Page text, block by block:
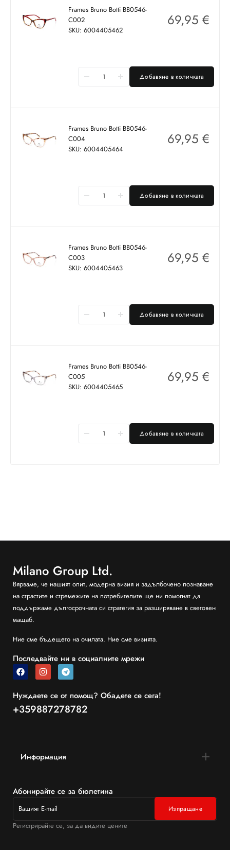
Frames Bruno Botti BB0546-
C002
SKU: 6004405462
69,95 €
Добавяне в количката
Frames Bruno Botti BB0546-
C004
SKU: 6004405464
69,95 €
Добавяне в количката
Frames Bruno Botti BB0546-
C003
SKU: 6004405463
69,95 €
Добавяне в количката
Frames Bruno Botti BB0546-
C005
SKU: 6004405465
69,95 €
Добавяне в количката
Milano Group Ltd.
Вярваме, че нашият опит, модерна визия и задълбочено познаване
на страстите и стремежите на потребителите ще ни помогнат да
поддържаме дългосрочната си стратегия за разширяване в световен
мащаб.
Ние сме бъдещето на очилата. Ние сме визията.
Последвайте ни в социалните мрежи
Нуждаете се от помощ? Обадете се сега!
+359887278782
Информация
Абонирайте се за бюлетина
Регистрирайте се, за да видите цените